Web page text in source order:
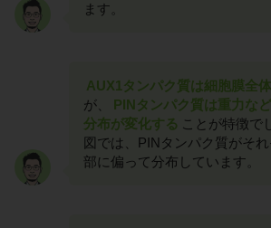
ます。
AUX1タンパク質は細胞膜全
が、
PINタンパク質は重力な
分布が変化する ことが特徴で
図では、PINタンパク質がそ
部に偏って分布しています。